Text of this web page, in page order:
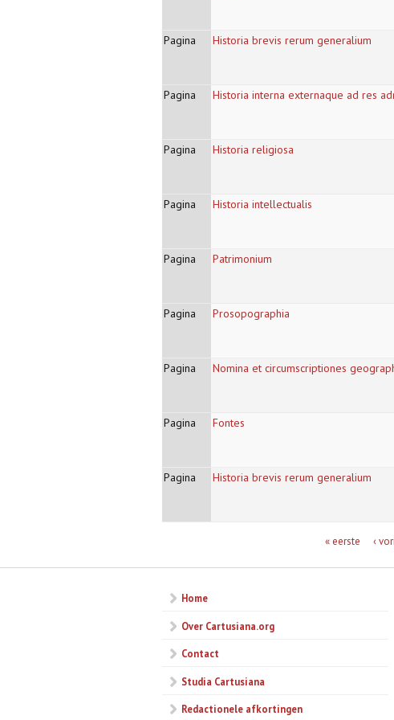
Pagina
Historia brevis rerum generalium
Pagina
Historia interna externaque ad res
Pagina
Historia religiosa
Pagina
Historia intellectualis
Pagina
Patrimonium
Pagina
Prosopographia
Pagina
Nomina et circumscriptiones
Pagina
Fontes
Pagina
Historia brevis rerum generalium
« eerste ‹
Home
Over Cartusiana.org
Contact
Studia Cartusiana
Redactionele afkortingen